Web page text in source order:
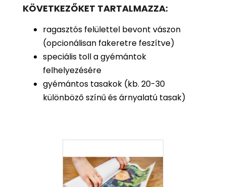
KÖVETKEZŐKET TARTALMAZZA:
ragasztós felülettel bevont vászon
(opcionálisan fakeretre feszítve)
speciális toll a gyémántok
felhelyezésére
gyémántos tasakok (kb. 20-30
különböző színű és árnyalatú tasak)